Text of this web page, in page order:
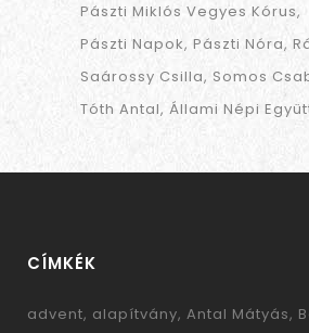
Pászti Miklós Vegyes Kórus
Pászti Napok Pászti Nóra
Saárossy Csilla Somos
Tóth Antal Állami Népi
CÍMKÉK
advent alapítvány Antal Mátyás